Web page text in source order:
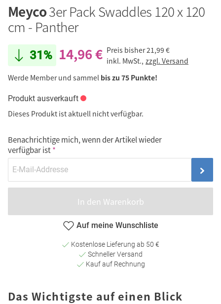
Meyco3er Pack Swaddles 120 x 120
cm - Panther
31% 14,96 € Preis bisher21,99 €
inkl. MwSt., zzgl. Versand
Werde Member und sammel bis zu 75 Punkte!
Produkt ausverkauft
Dieses Produkt ist aktuell nicht verfügbar.
Benachrichtige mich, wenn der Artikel wieder
verfügbar ist
In den Warenkorb
Auf meine Wunschliste
Kostenlose Lieferung ab 50 €
Schneller Versand
Kauf auf Rechnung
Das Wichtigste auf einen Blick